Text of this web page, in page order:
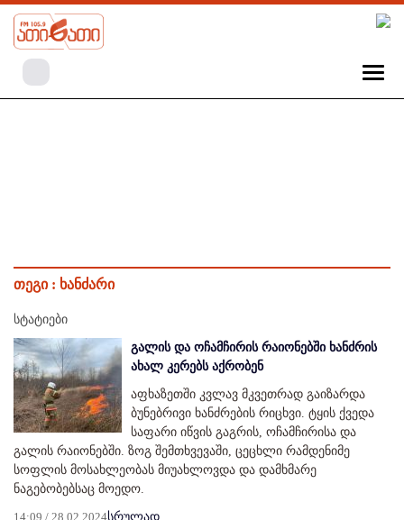
თეგი : ხანძარი
სტატიები
გალის და ოჩამჩირის რაიონებში ხანძრის
ახალ კერებს აქრობენ
აფხაზეთში კვლავ მკვეთრად გაიზარდა
ბუნებრივი ხანძრების რიცხვი. ტყის ქვედა
საფარი იწვის გაგრის, ოჩამჩირისა და
გალის რაიონებში. ზოგ შემთხვევაში, ცეცხლი რამდენიმე
სოფლის მოსახლეობას მიუახლოვდა და დამხმარე
ნაგებობებსაც მოედო.
14:09 / 28.02.2024სრულად